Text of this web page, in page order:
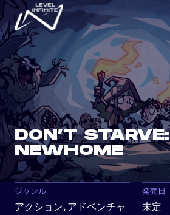
Skip to main content
DON’T STARVE:
NEWHOME
ジャンル
アクション, アドベンチャ
発売日
未定